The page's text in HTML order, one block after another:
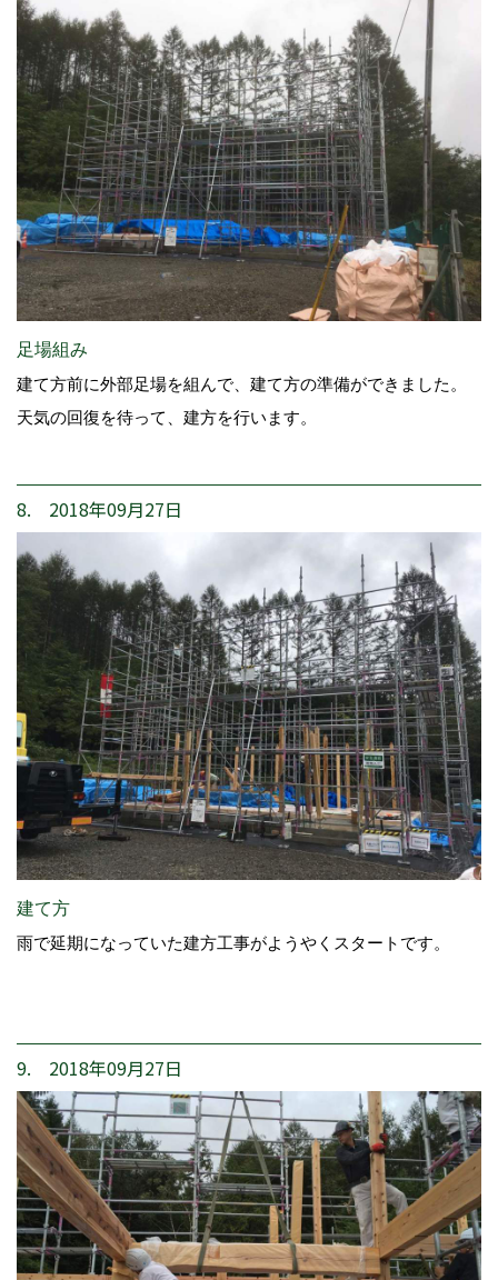
足場組み
建て方前に外部足場を組んで、建て方の準備ができました。
天気の回復を待って、建方を行います。
8. 2018年09月27日
建て方
雨で延期になっていた建方工事がようやくスタートです。
9. 2018年09月27日